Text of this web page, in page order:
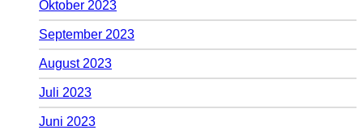
Oktober 2023
September 2023
August 2023
Juli 2023
Juni 2023